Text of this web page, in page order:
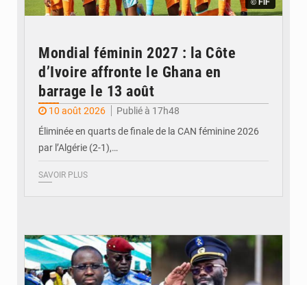
© FIF
Mondial féminin 2027 : la Côte
d’Ivoire affronte le Ghana en
barrage le 13 août
10 août 2026
Publié à 17h48
Éliminée en quarts de finale de la CAN féminine 2026
par l’Algérie (2-1),…
SAVOIR PLUS